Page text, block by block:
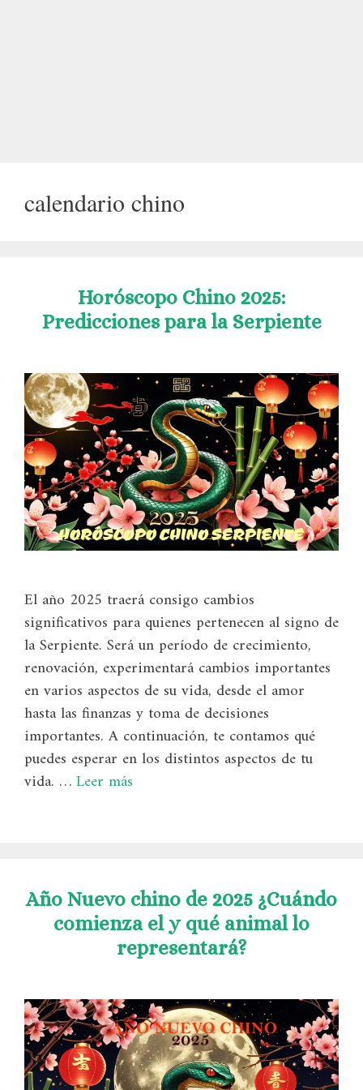
calendario chino
Horóscopo Chino 2025:
Predicciones para la Serpiente
El año 2025 traerá consigo cambios
significativos para quienes pertenecen al signo de
la Serpiente. Será un período de crecimiento,
renovación, experimentará cambios importantes
en varios aspectos de su vida, desde el amor
hasta las finanzas y toma de decisiones
importantes. A continuación, te contamos qué
puedes esperar en los distintos aspectos de tu
vida. …Leer más
Año Nuevo chino de 2025 ¿Cuándo
comienza el y qué animal lo
representará?